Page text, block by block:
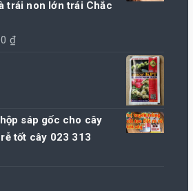
trái non lớn trái Chắc
₫Khoảng
720.000 ₫
sáp gốc cho cây
tốt cây 023 313